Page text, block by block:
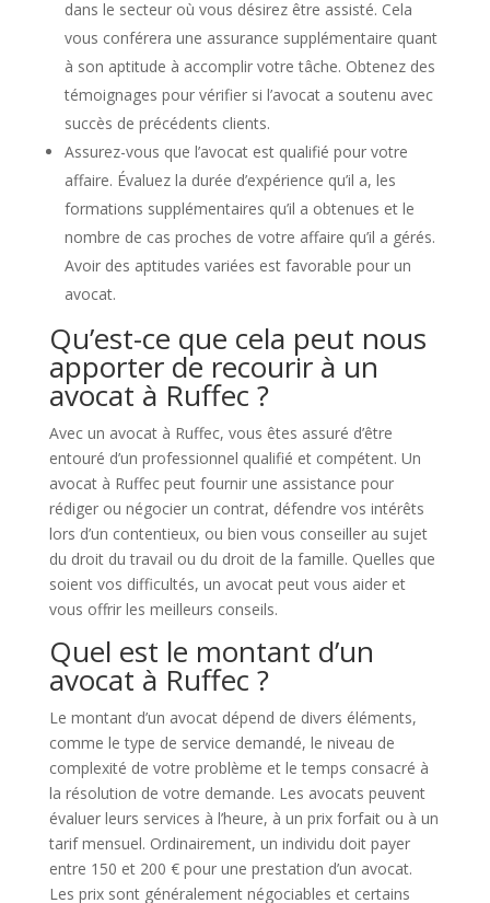
dans le secteur où vous désirez être assisté. Cela
vous conférera une assurance supplémentaire quant
à son aptitude à accomplir votre tâche. Obtenez des
témoignages pour vérifier si l’avocat a soutenu avec
succès de précédents clients.
Assurez-vous que l’avocat est qualifié pour votre
affaire. Évaluez la durée d’expérience qu’il a, les
formations supplémentaires qu’il a obtenues et le
nombre de cas proches de votre affaire qu’il a gérés.
Avoir des aptitudes variées est favorable pour un
avocat.
Qu’est-ce que cela peut nous
apporter de recourir à un
avocat à Ruffec ?
Avec un avocat à Ruffec, vous êtes assuré d’être
entouré d’un professionnel qualifié et compétent. Un
avocat à Ruffec peut fournir une assistance pour
rédiger ou négocier un contrat, défendre vos intérêts
lors d’un contentieux, ou bien vous conseiller au sujet
du droit du travail ou du droit de la famille. Quelles que
soient vos difficultés, un avocat peut vous aider et
vous offrir les meilleurs conseils.
Quel est le montant d’un
avocat à Ruffec ?
Le montant d’un avocat dépend de divers éléments,
comme le type de service demandé, le niveau de
complexité de votre problème et le temps consacré à
la résolution de votre demande. Les avocats peuvent
évaluer leurs services à l’heure, à un prix forfait ou à un
tarif mensuel. Ordinairement, un individu doit payer
entre 150 et 200 € pour une prestation d’un avocat.
Les prix sont généralement négociables et certains